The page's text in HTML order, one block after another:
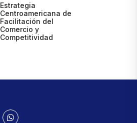
Estrategia
Centroamericana de
Facilitación del
Comercio y
Competitividad